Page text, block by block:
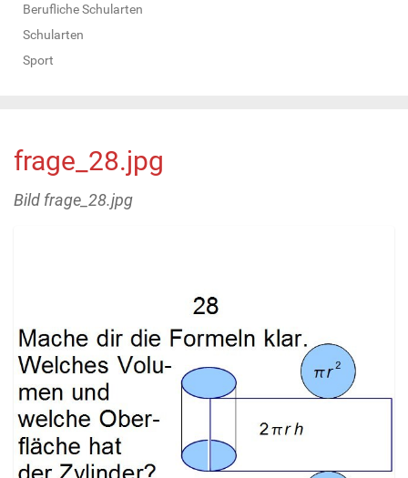
Berufliche Schularten
Schularten
Sport
frage_28.jpg
Bild frage_28.jpg